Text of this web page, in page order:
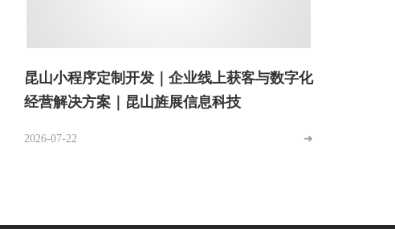
昆山小程序定制开发｜企业线上获客与数字化
经营解决方案｜昆山旌展信息科技
2026-07-22 ➜